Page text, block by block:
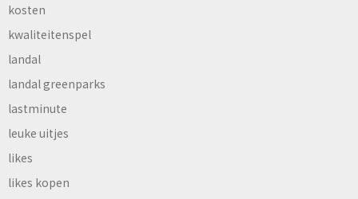
kosten
kwaliteitenspel
landal
landal greenparks
lastminute
leuke uitjes
likes
likes kopen